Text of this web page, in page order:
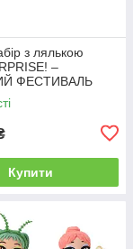
з лялькою
–
ФЕСТИВАЛЬ
Купити